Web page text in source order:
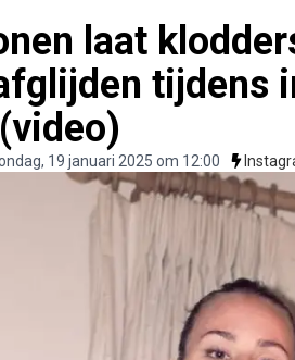
laat
tijdens
19 januari 2025 om 12:00